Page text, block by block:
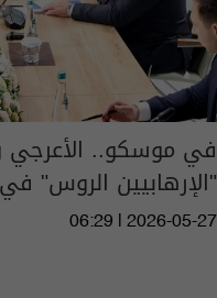
في موسكو.. الأعرجي
"الإرهابيين الروس"
06:29 | 2026-05-27